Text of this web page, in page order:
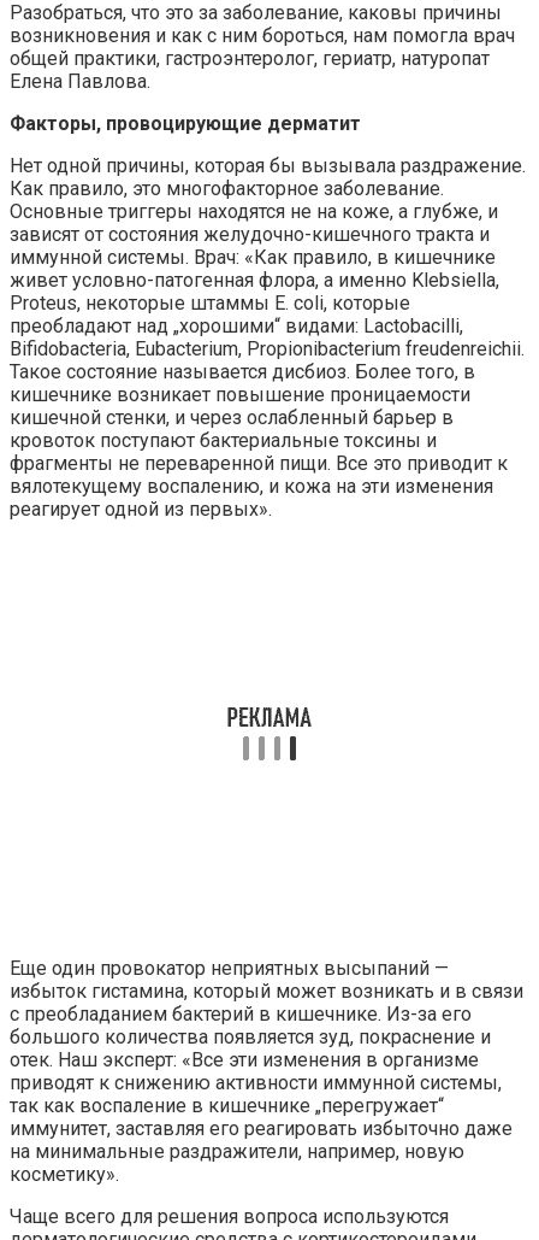
Разобраться, что это за заболевание, каковы причины
возникновения и как с ним бороться, нам помогла врач
общей практики, гастроэнтеролог, гериатр, натуропат
Елена Павлова.
Факторы, провоцирующие дерматит
Нет одной причины, которая бы вызывала раздражение.
Как правило, это многофакторное заболевание.
Основные триггеры находятся не на коже, а глубже, и
зависят от состояния желудочно-кишечного тракта и
иммунной системы. Врач: «Как правило, в кишечнике
живет условно-патогенная флора, а именно Klebsiella,
Proteus, некоторые штаммы E. coli, которые
преобладают над „хорошими“ видами: Lactobacilli,
Bifidobacteria, Eubacterium, Propionibacterium freudenreichii.
Такое состояние называется дисбиоз. Более того, в
кишечнике возникает повышение проницаемости
кишечной стенки, и через ослабленный барьер в
кровоток поступают бактериальные токсины и
фрагменты не переваренной пищи. Все это приводит к
вялотекущему воспалению, и кожа на эти изменения
реагирует одной из первых».
Еще один провокатор неприятных высыпаний —
избыток гистамина, который может возникать и в связи
с преобладанием бактерий в кишечнике. Из-за его
большого количества появляется зуд, покраснение и
отек. Наш эксперт: «Все эти изменения в организме
приводят к снижению активности иммунной системы,
так как воспаление в кишечнике „перегружает“
иммунитет, заставляя его реагировать избыточно даже
на минимальные раздражители, например, новую
косметику».
Чаще всего для решения вопроса используются